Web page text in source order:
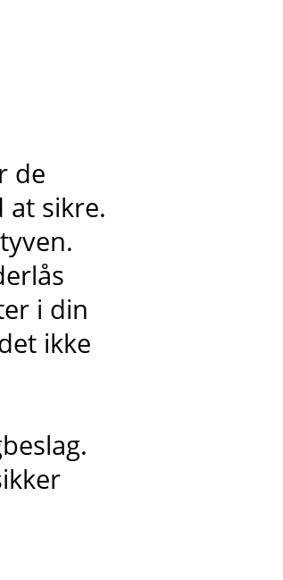
de
at sikre.
i din
ikke